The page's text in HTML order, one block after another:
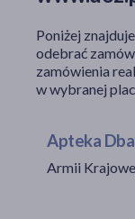
Poniżej
odebrać
zamówienia
w wybranej
Apteka
Armii